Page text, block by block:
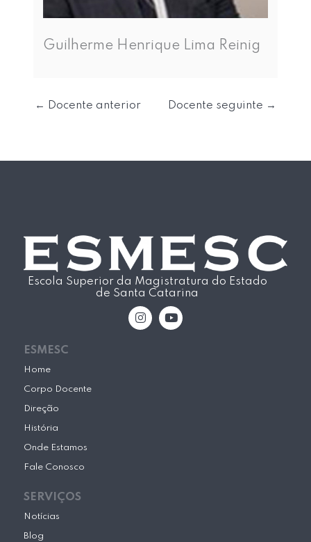
Guilherme Henrique Lima Reinig
← Docente anterior Docente seguinte →
Escola Superior da Magistratura do Estado
de Santa Catarina
I
n
Y
o
ESMESC
Home
Corpo Docente
Direção
História
Onde Estamos
Fale Conosco
SERVIÇOS
Notícias
Blog